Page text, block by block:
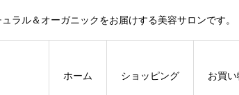
ラル＆オーガニックをお届けする美容サロンです。
ホーム ショッピング お買い